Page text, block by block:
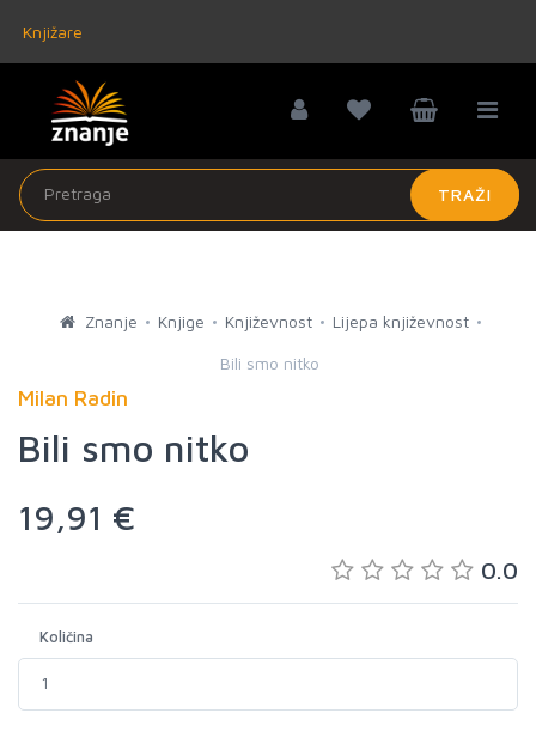
Knjižare
TRAŽI
Znanje Knjige Književnost Lijepa književnost
Bili smo nitko
Milan Radin
Bili smo nitko
19,91 €
0.0
Količina